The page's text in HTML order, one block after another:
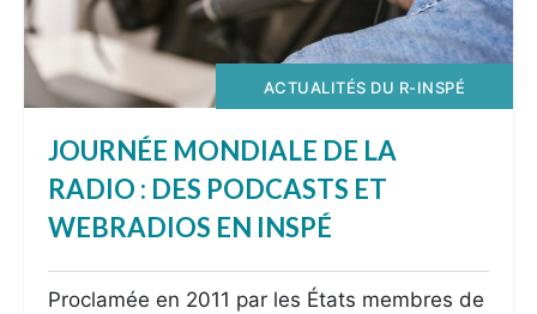
ACTUALITÉS DU R-INSPÉ
JOURNÉE MONDIALE DE LA
RADIO : DES PODCASTS ET
WEBRADIOS EN INSPÉ
Proclamée en 2011 par les États membres de